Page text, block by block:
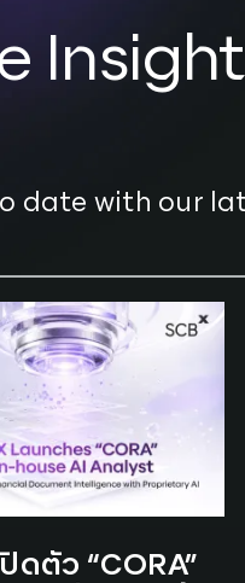
date with our
ปิดตัว “CORA”